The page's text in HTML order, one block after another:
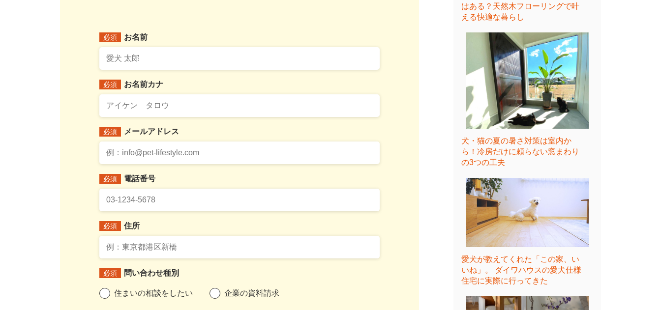
必須 お名前
必須 お名前カナ
必須 メールアドレス
必須 電話番号
必須 住所
必須 問い合わせ種別
住まいの相談をしたい 企業の資料請求
はある？天然木フローリングで叶
える快適な暮らし
犬・猫の夏の暑さ対策は室内か
ら！冷房だけに頼らない窓まわり
の3つの工夫
愛犬が教えてくれた「この家、い
いね」。 ダイワハウスの愛犬仕様
住宅に実際に行ってきた